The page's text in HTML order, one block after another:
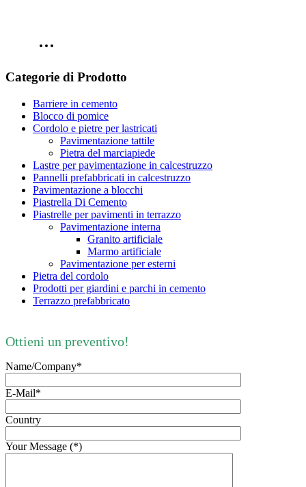
Categorie di Prodotto
Barriere in cemento
Blocco di pomice
Cordolo e pietre per lastricati
Pavimentazione tattile
Pietra del marciapiede
Lastre per pavimentazione in calcestruzzo
Pannelli prefabbricati in calcestruzzo
Pavimentazione a blocchi
Piastrella Di Cemento
Piastrelle per pavimenti in terrazzo
Pavimentazione interna
Granito artificiale
Marmo artificiale
Pavimentazione per esterni
Pietra del cordolo
Prodotti per giardini e parchi in cemento
Terrazzo prefabbricato
Ottieni un preventivo!
Name/Company*
E-Mail*
Country
Your Message (*)